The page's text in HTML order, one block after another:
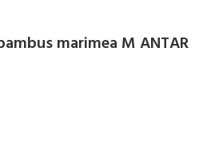
marimea M ANTAR